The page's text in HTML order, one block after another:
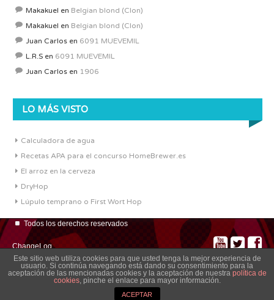
Makakuel en Belgian blond (Clon)
Makakuel en Belgian blond (Clon)
Juan Carlos en 6091 MUEVEMIL
L.R.S en 6091 MUEVEMIL
Juan Carlos en 1906
LO MÁS VISTO
Calculadora de agua
Recetas APA para el concurso HomeBrewer.es
El arroz en la cerveza
DryHop
Lúpulo temprano o First Wort Hop
Todos los derechos reservados
ChangeLog
Este sitio web utiliza cookies para que usted tenga la mejor experiencia de
usuario. Si continúa navegando está dando su consentimiento para la
aceptación de las mencionadas cookies y la aceptación de nuestra política de
cookies, pinche el enlace para mayor información.
ACEPTAR